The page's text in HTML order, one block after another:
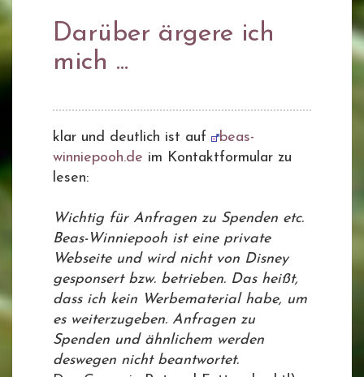
Darüber ärgere ich
mich ...
klar und deutlich ist auf
beas-
winniepooh.de im Kontaktformular zu
lesen:
Wichtig für Anfragen zu Spenden etc.
Beas-Winniepooh ist eine private
Webseite und wird nicht von Disney
gesponsert bzw. betrieben. Das heißt,
dass ich kein Werbematerial habe, um
es weiterzugeben. Anfragen zu
Spenden und ähnlichem werden
deswegen nicht beantwortet.